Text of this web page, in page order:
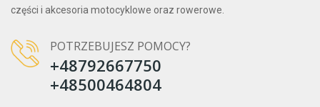
części i akcesoria motocyklowe oraz rowerowe.
POTRZEBUJESZ POMOCY?
+48792667750
+48500464804